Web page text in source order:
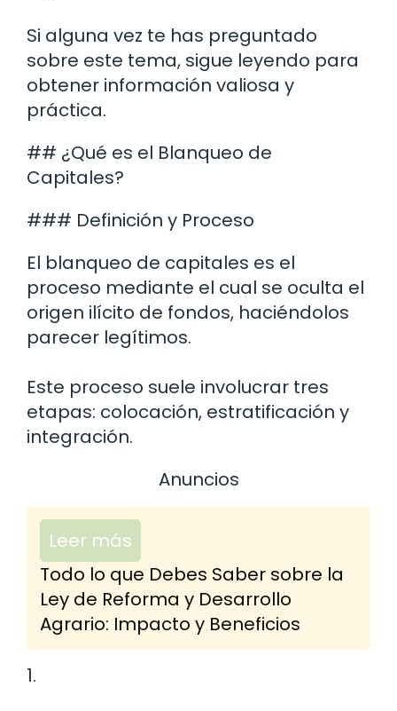
Si alguna vez te has preguntado
sobre este tema, sigue leyendo para
obtener información valiosa y
práctica.
## ¿Qué es el Blanqueo de
Capitales?
### Definición y Proceso
El blanqueo de capitales es el
proceso mediante el cual se oculta el
origen ilícito de fondos, haciéndolos
parecer legítimos.
Este proceso suele involucrar tres
etapas: colocación, estratificación y
integración.
Anuncios
Leer más
Todo lo que Debes Saber sobre la
Ley de Reforma y Desarrollo
Agrario: Impacto y Beneficios
1.